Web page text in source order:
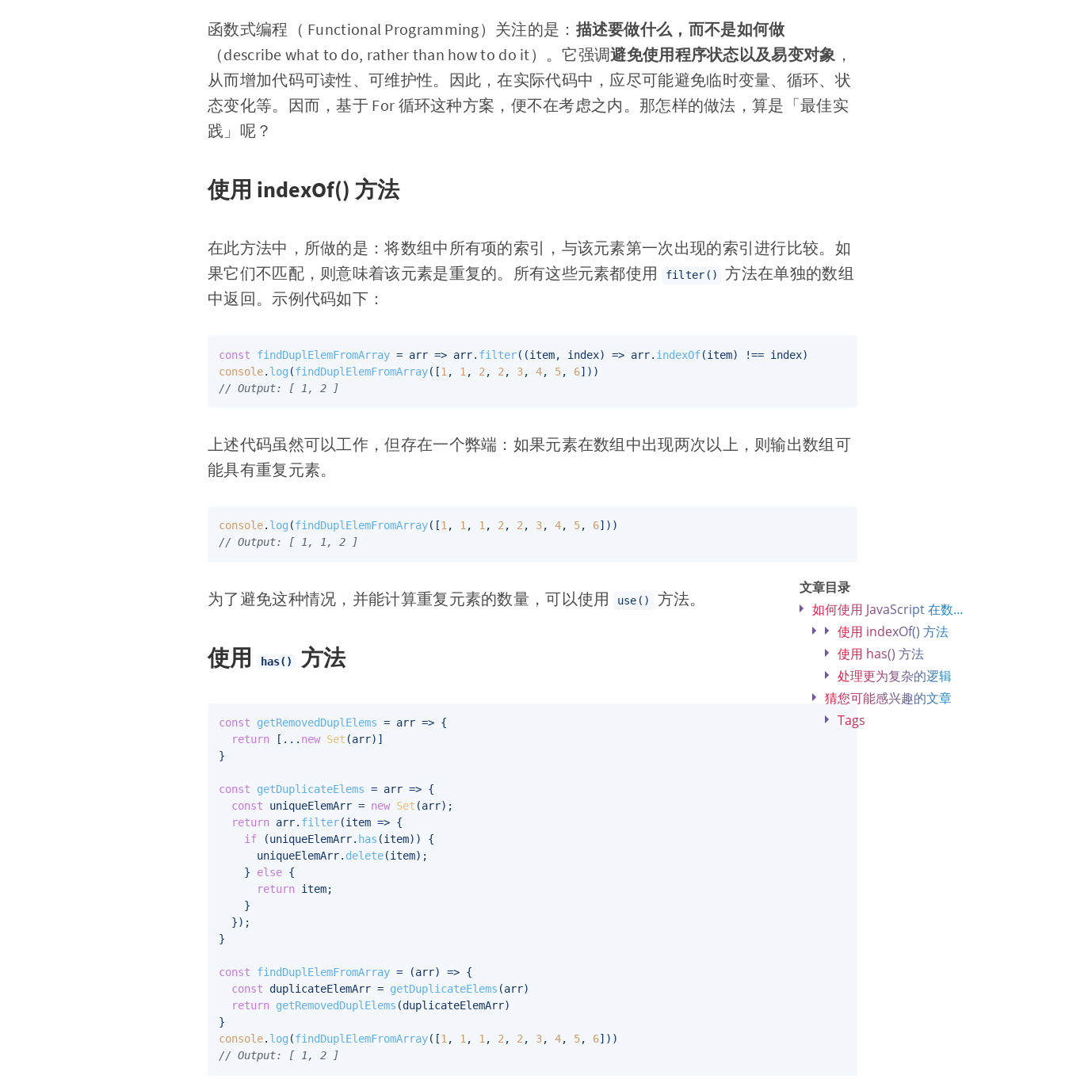
函数式编程（ Functional Programming）关注的是： 描述要做什么，而不是如何做
（describe what to do, rather than how to do it）。它强调避免使用程序状态以及易变对象 ，
从而增加代码可读性、可维护性。因此，在实际代码中，应尽可能避免临时变量、循环、状
态变化等。因而，基于 For 循环这种方案，便不在考虑之内。那怎样的做法，算是「最佳实
践」呢？
使用 indexOf() 方法
在此方法中，所做的是：将数组中所有项的索引，与该元素第一次出现的索引进行比较。如
果它们不匹配，则意味着该元素是重复的。所有这些元素都使用
filter()
方法在单独的数组
中返回。示例代码如下：
const findDuplElemFromArray = arr => arr. filter( (item, index) => arr. indexOf
console. log (findDuplElemFromArray([1 , 1 , 2 , 2 , 3, 4, 5, 6
// Output: [ 1, 2 ]
上述代码虽然可以工作，但存在一个弊端：如果元素在数组中出现两次以上，则输出数组可
能具有重复元素。
console. log (findDuplElemFromArray([1, 1, 1, 2, 2, 3, 4, 5, 6
// Output: [ 1, 1, 2 ]
为了避免这种情况，并能计算重复元素的数量，可以使用 use() 方法。
使用 has() 方法
const getRemovedDuplElems = arr => {
return [... new Set (arr)]
}
const getDuplicateElems = arr => {
const uniqueElemArr = new Set (arr);
return arr. filter(item => {
if (uniqueElemArr. has (item)) {
			uniqueElemArr.
delete(item);
		}
else {
return item;
}
const findDuplElemFromArray = (arr) => {
const duplicateElemArr = getDuplicateElems (arr)
return getRemovedDuplElems (duplicateElemArr)
console. log (findDuplElemFromArray([1, 1, 1, 2, 2, 3, 4, 5, 6
// Output: [ 1, 2 ]
文章目录
如何使用 JavaScript 在数组中查找重复项？
使用 indexOf() 方法
使用 has() 方法
处理更为复杂的逻辑
猜您可能感兴趣的文章
Tags